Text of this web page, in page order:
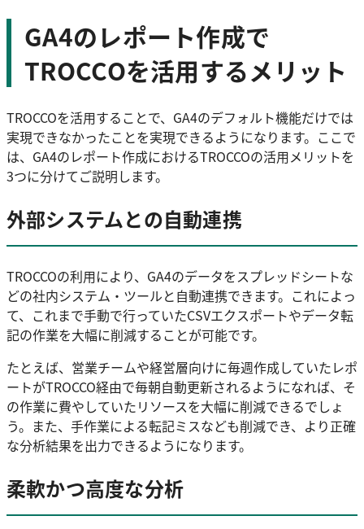
GA4のレポート作成で
TROCCOを活用するメリット
TROCCOを活用することで、GA4のデフォルト機能だけでは
実現できなかったことを実現できるようになります。ここで
は、GA4のレポート作成におけるTROCCOの活用メリットを
3つに分けてご説明します。
外部システムとの自動連携
TROCCOの利用により、GA4のデータをスプレッドシートな
どの社内システム・ツールと自動連携できます。これによっ
て、これまで手動で行っていたCSVエクスポートやデータ転
記の作業を大幅に削減することが可能です。
たとえば、営業チームや経営層向けに毎週作成していたレポ
ートがTROCCO経由で毎朝自動更新されるようになれば、そ
の作業に費やしていたリソースを大幅に削減できるでしょ
う。また、手作業による転記ミスなども削減でき、より正確
な分析結果を出力できるようになります。
柔軟かつ高度な分析